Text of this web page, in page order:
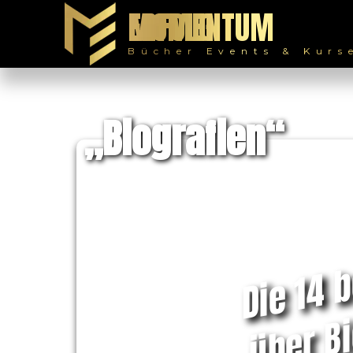
MOMENTUM ERFOLG
Bücher Events & Kurse
„Biografien“